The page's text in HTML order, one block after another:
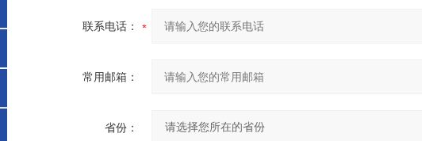
联系电话：
常用邮箱：
省份：